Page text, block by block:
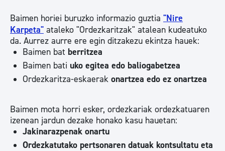
Baimen horiei buruzko informazio guztia "Nire
Karpeta" ataleko "Ordezkaritzak" atalean kudeatuko
da. Aurrez aurre ere egin ditzakezu ekintza hauek:
Baimen bat berritzea
Baimen bati uko egitea edo baliogabetzea
Ordezkaritza-eskaerak onartzea edo ez onartzea
Baimen mota horri esker, ordezkariak ordezkatuaren
izenean jardun dezake honako kasu hauetan:
Jakinarazpenak onartu
Ordezkatutako pertsonaren datuak kontsultatu eta